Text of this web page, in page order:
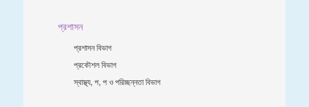
প্রশাসন
প্রশাসন বিভাগ
প্রকৌশল বিভাগ
স্বাস্থ্য, প, প ও পরিচ্ছন্নতা ‍বিভাগ